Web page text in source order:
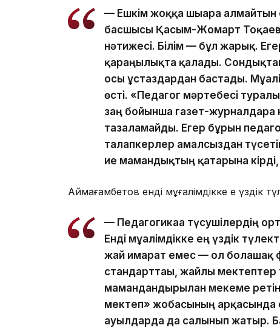
— Ешкім жоққа шығара
басшысы Қасым-Жомарт Тоқаев
нәтижесі. Білім — бұл жарық.
қараңғылықта қалады.
осы ұстаздардан бастады.
өсті. «Педагог мәртебесі
заң бойынша газет-
тазаламайды. Егер бұрын
талапкерлер амалсыздан
ие мамандықтың қатарына
Аймағамбетов енді мұғалімдікке ең үздік
— Педагогикаға түсушілердің
Енді мұғалімдікке ең үздік
жай ғимарат емес — ол болашақ
стандарттағы, жайлы
мамандандырылған мекеме
мектеп» жобасының арқасында
ауылдарда да салынып жатыр.